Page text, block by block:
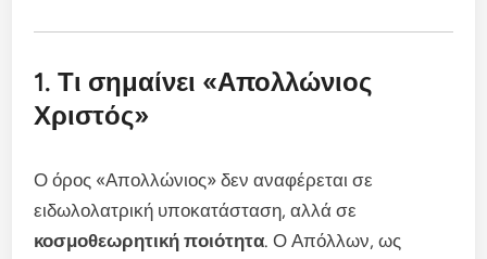
1. Τι σημαίνει «Απολλώνιος
Χριστός»
Ο όρος «Απολλώνιος» δεν αναφέρεται σε
ειδωλολατρική υποκατάσταση, αλλά σε
κοσμοθεωρητική ποιότητα. Ο Απόλλων, ως